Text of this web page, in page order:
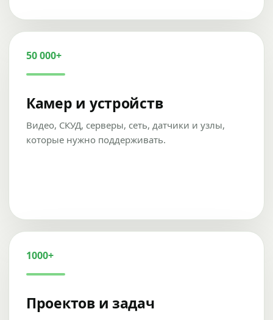
50 000+
Камер и устройств
Видео, СКУД, серверы, сеть, датчики и узлы,
которые нужно поддерживать.
1000+
Проектов и задач